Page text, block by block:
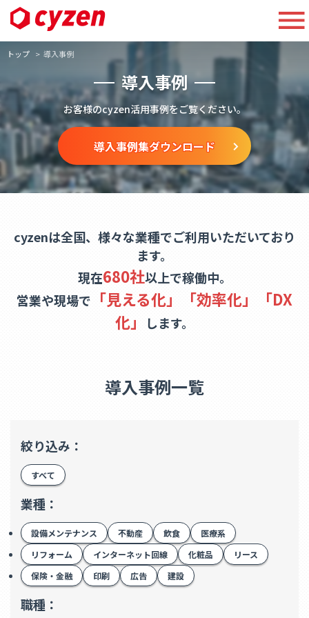
トップ 導入事例
導入事例
お客様のcyzen活用事例をご覧ください。
導入事例集ダウンロード
cyzenは全国、様々な業種でご利用いただいており
ます。
現在680社以上で稼働中。
営業や現場で 「見える化」「効率化」「DX
化」
します。
導入事例一覧
絞り込み：
すべて
業種：
設備メンテナンス 不動産 飲食
医療系
リフォーム
インターネット回線 化粧品
リース
保険・金融
印刷 広告 建設
職種：